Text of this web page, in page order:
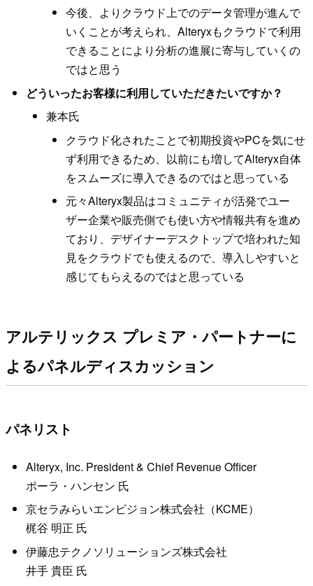
今後、よりクラウド上でのデータ管理が進んで
いくことが考えられ、Alteryxもクラウドで利用
できることにより分析の進展に寄与していくの
ではと思う
どういったお客様に利用していただきたいですか？
兼本氏
クラウド化されたことで初期投資やPCを気にせ
ず利用できるため、以前にも増してAlteryx自体
をスムーズに導入できるのではと思っている
元々Alteryx製品はコミュニティが活発でユー
ザー企業や販売側でも使い方や情報共有を進め
ており、デザイナーデスクトップで培われた知
見をクラウドでも使えるので、導入しやすいと
感じてもらえるのではと思っている
アルテリックス プレミア・パートナーに
よるパネルディスカッション
パネリスト
Alteryx, Inc. President & Chief Revenue Officer
ポーラ・ハンセン 氏
京セラみらいエンビジョン株式会社（KCME）
梶谷 明正 氏
伊藤忠テクノソリューションズ株式会社
井手 貴臣 氏